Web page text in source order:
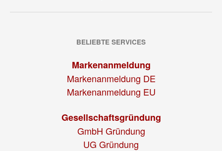
BELIEBTE SERVICES
Markenanmeldung
Markenanmeldung DE
Markenanmeldung EU
Gesellschaftsgründung
GmbH Gründung
UG Gründung